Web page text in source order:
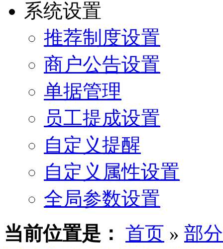
系统设置
推荐制度设置
商户公告设置
单据管理
员工提成设置
自定义提醒
自定义属性设置
全局参数设置
当前位置是： 首页 » 部